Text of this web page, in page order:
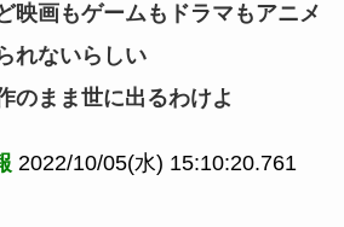
映画もゲームもドラマもアニメ
れないらしい
のまま世に出るわけよ
2022/10/05(水) 15:10:20.761